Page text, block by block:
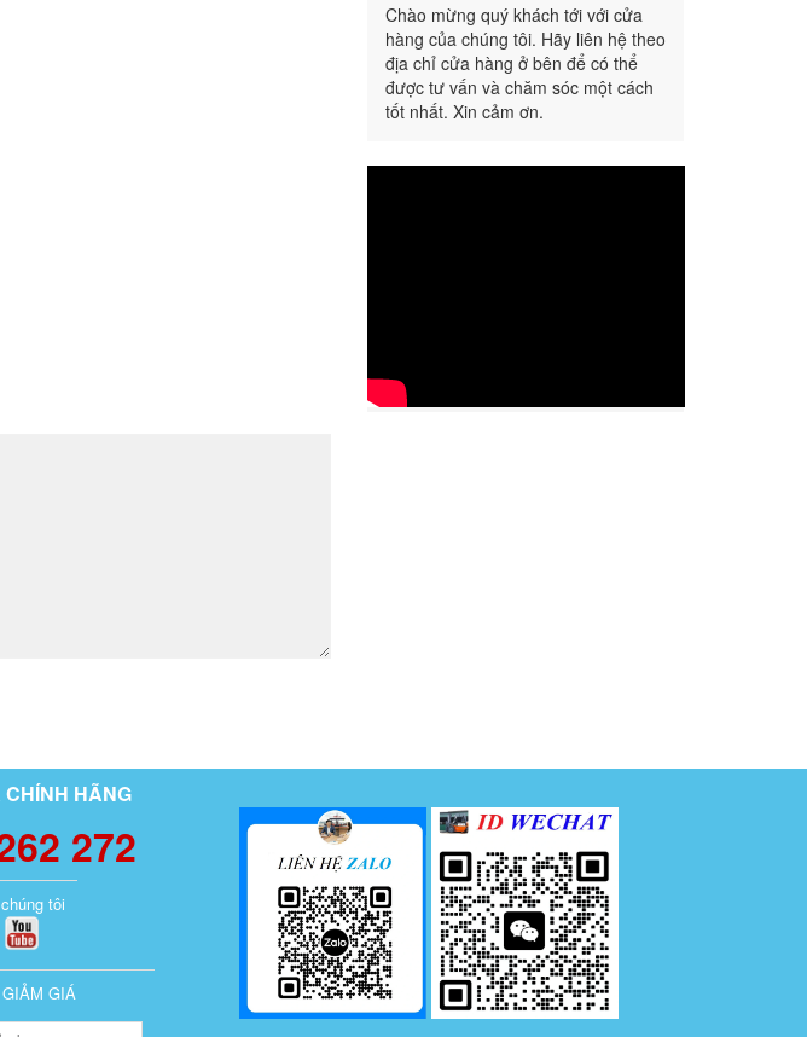
Chào mừng quý khách tới với cửa
hàng của chúng tôi. Hãy liên hệ theo
địa chỉ cửa hàng ở bên để có thể
được tư vấn và chăm sóc một cách
tốt nhất. Xin cảm ơn.
HÃNG
272
tôi
GIÁ